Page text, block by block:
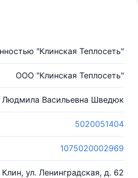
"Клинская Теплосеть"
ООО "Клинская Теплосеть"
Людмила Васильевна Шведюк
5020051404
1075020002969
Клин, ул. Ленинградская, д. 62